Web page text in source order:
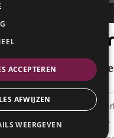
betaalpartner
Geniet met mate
Anverres. Alle rechten
by
.
ACCEPTEREN
AFWIJZEN
WEERGEVEN